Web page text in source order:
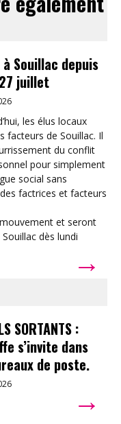
à Souillac depuis
juillet
les élus locaux
facteurs de Souillac. Il
du conflit
pour simplement
social sans
factrices et facteurs
et seront
dès lundi
→
SORTANTS :
s’invite dans
de poste.
→